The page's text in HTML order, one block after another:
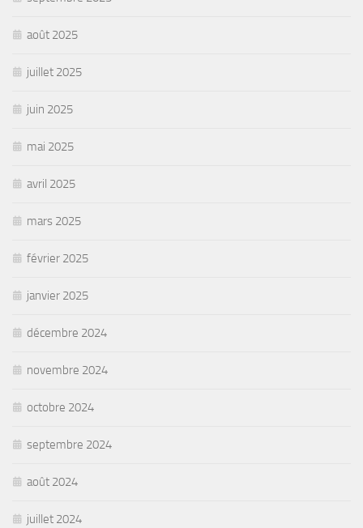
août 2025
juillet 2025
juin 2025
mai 2025
avril 2025
mars 2025
février 2025
janvier 2025
décembre 2024
novembre 2024
octobre 2024
septembre 2024
août 2024
juillet 2024